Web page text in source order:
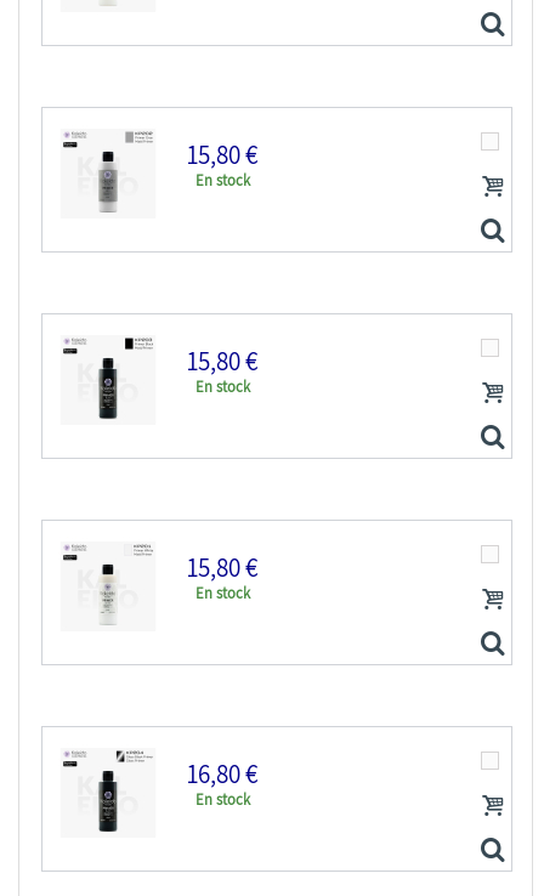
Kaleido Colorworks KV203 Vernis acrylique mat 210ml
15,80 €
En stock
Kaleido Colorworks KP202 Apprêt acrylique gris mat...
15,80 €
En stock
Kaleido Colorworks KP203 Apprêt acrylique noir mat...
15,80 €
En stock
Kaleido Colorworks KP201 Apprêt acrylique blanc mat...
16,80 €
En stock